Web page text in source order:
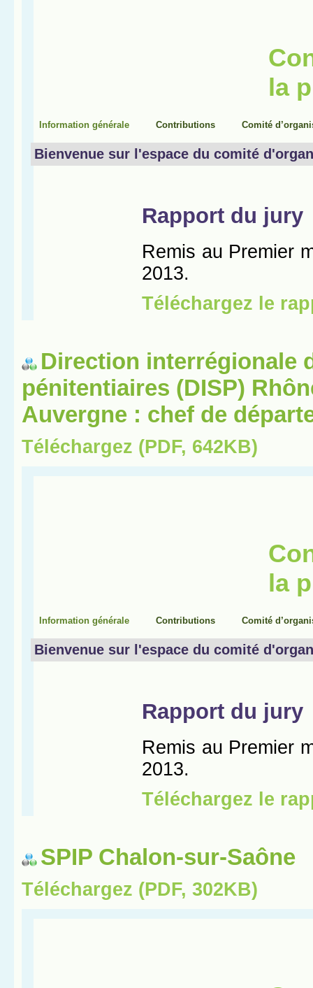
Direction interrégionale
pénitentiaires (DISP)
Auvergne : chef de
Téléchargez (PDF, 642KB)
SPIP Chalon-sur-Saône
Téléchargez (PDF, 302KB)